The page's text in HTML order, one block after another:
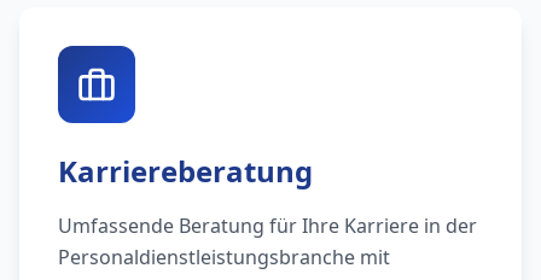
Karriereberatung
Umfassende Beratung für Ihre Karriere in der
Personaldienstleistungsbranche mit